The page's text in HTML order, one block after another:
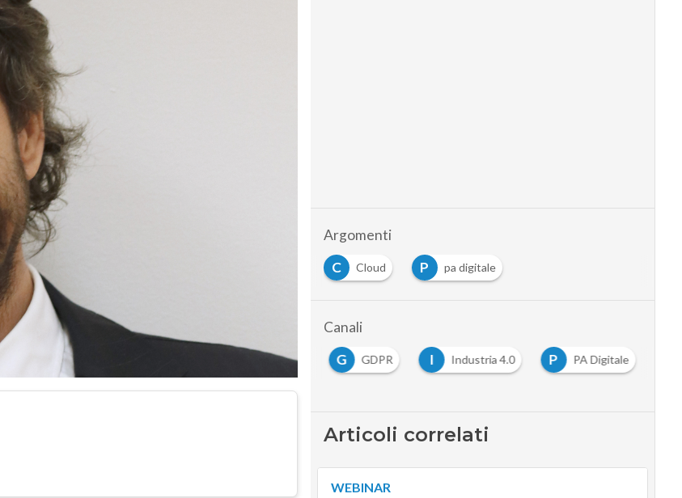
Argomenti
C
Cloud P pa digitale
Canali
Cloud G GDPR I Industria 4.0 P PA Digitale
Articoli correlati
WEBINAR